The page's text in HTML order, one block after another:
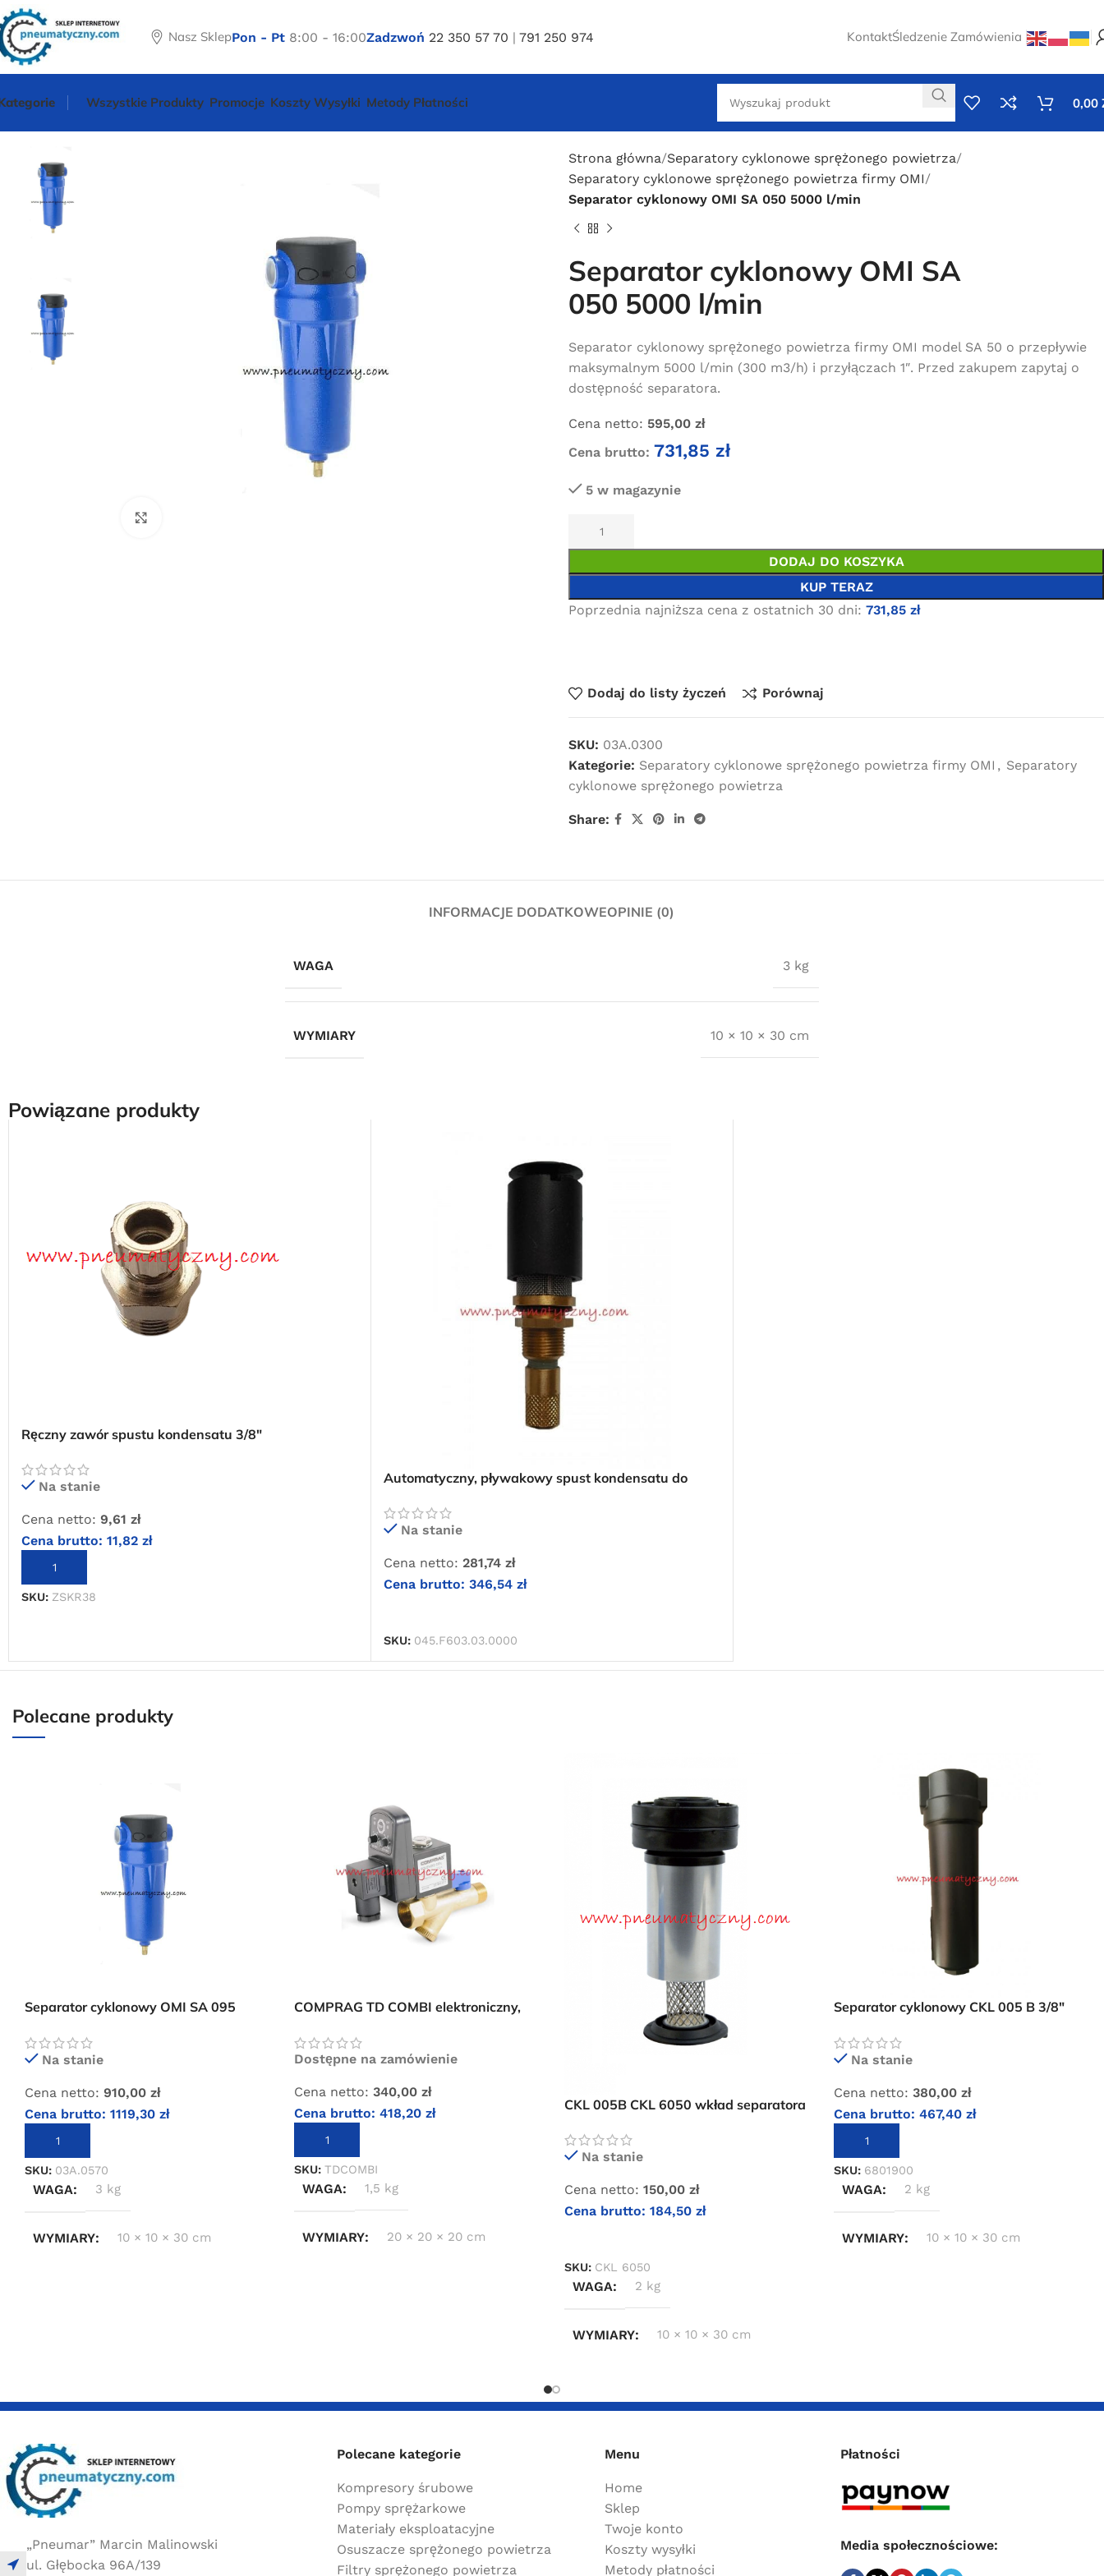
Nasz SklepPon - Pt 8:00 - 16:00Zadzwoń 22 350 57 70 |791 250 974 KontaktŚledzenie Zamówienia
Wszystkie Produkty Promocje Koszty Wysyłki Metody Płatności 0,00
Strona główna Separatory cyklonowe sprężonego powietrza
Separatory cyklonowe sprężonego powietrza firmy OMI
Separator cyklonowy OMI SA 050 5000 l/min
Separator cyklonowy OMI SA
050 5000 l/min
Separator cyklonowy sprężonego powietrza firmy OMI model SA 50 o przepływie
maksymalnym 5000 l/min (300 m3/h) i przyłączach 1″. Przed zakupem zapytaj o
dostępność separatora.
Cena netto: 595,00 zł
Cena brutto: 731,85 zł
5 w magazynie
DODAJ DO KOSZYKA
KUP TERAZ
Poprzednia najniższa cena z ostatnich 30 dni: 731,85 zł
Dodaj do listy życzeń Porównaj
SKU: 03A.0300
Kategorie: Separatory cyklonowe sprężonego powietrza firmy OMI , Separatory
cyklonowe sprężonego powietrza
Share:
INFORMACJE DODATKOWEOPINIE (0)
WAGA 3 kg
WYMIARY 10 × 10 × 30 cm
Powiązane produkty
Ręczny zawór spustu kondensatu 3/8″
Na stanie
Cena netto: 9,61 zł
Cena brutto: 11,82 zł
DODAJ DO KOSZYKA
SKU: ZSKR38
Automatyczny, pływakowy spust kondensatu do
Na stanie
Cena netto: 281,74 zł
Cena brutto: 346,54 zł
SKU: 045.F603.03.0000
Polecane produkty
Separator cyklonowy OMI SA 095
Na stanie
Cena netto: 910,00 zł
Cena brutto: 1119,30 zł
DODAJ DO KOSZYKA
SKU: 03A.0570
WAGA 3 kg
WYMIARY 10 × 10 × 30 cm
COMPRAG TD COMBI elektroniczny,
Dostępne na zamówienie
Cena netto: 340,00zł
Cena brutto:418,20zł
DODAJ DO KOSZYKA
SKU:TDCOMBI
WAGA 1,5 kg
WYMIARY 20 × 20 × 20 cm
CKL 005B CKL 6050 wkład separatora
Na stanie
Cena netto: 150,00 zł
Cena brutto: 184,50 zł
SKU: CKL 6050
WAGA 2 kg
WYMIARY 10 × 10 × 30 cm
Separator cyklonowy CKL 005 B 3/8″
Na stanie
Cena netto: 380,00zł
Cena brutto:467,40zł
DODAJ DO KOSZYKA
SKU: 6801900
WAGA 2 kg
WYMIARY 10 × 10 × 30 cm
„Pneumar” Marcin Malinowski
ul. Głębocka 96A/139
Polecane kategorie
Kompresory śrubowe
Pompy sprężarkowe
Materiały eksploatacyjne
Osuszacze sprężonego powietrza
Filtry sprężonego powietrza
Menu
Home
Sklep
Twoje konto
Koszty wysyłki
Metody płatności
Płatności
Media społecznościowe:
Darmowa
dostawa
dla wszystkich zamówień złożonych w
sklepie internetowym o wartości
minimum 80,00 zł brutto.
Przejdź do sklepu